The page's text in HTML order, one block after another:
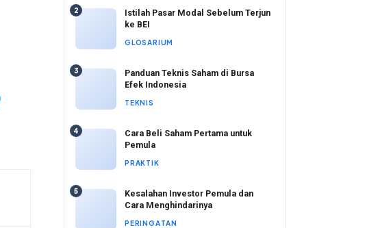
2
Istilah Pasar Modal Sebelum Terjun
ke BEI
GLOSARIUM
3
Panduan Teknis Saham di Bursa
Efek Indonesia
TEKNIS
4
Cara Beli Saham Pertama untuk
Pemula
PRAKTIK
5
Kesalahan Investor Pemula dan
Cara Menghindarinya
PERINGATAN